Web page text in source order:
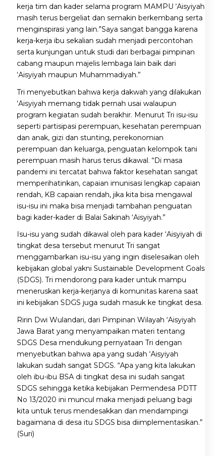
kerja tim dan kader selama program MAMPU ‘Aisyiyah
masih terus bergeliat dan semakin berkembang serta
menginspirasi yang lain.”Saya sangat bangga karena
kerja-kerja ibu sekalian sudah menjadi percontohan
serta kunjungan untuk studi dari berbagai pimpinan
cabang maupun majelis lembaga lain baik dari
‘Aisyiyah maupun Muhammadiyah.”
Tri menyebutkan bahwa kerja dakwah yang dilakukan
‘Aisyiyah memang tidak pernah usai walaupun
program kegiatan sudah berakhir. Menurut Tri isu-isu
seperti partisipasi perempuan, kesehatan perempuan
dan anak, gizi dan stunting, perekonomian
perempuan dan keluarga, penguatan kelompok tani
perempuan masih harus terus dikawal. “Di masa
pandemi ini tercatat bahwa faktor kesehatan sangat
memperihatinkan, capaian imunisasi lengkap capaian
rendah, KB capaian rendah, jika kita bisa mengawal
isu-isu ini maka bisa menjadi tambahan penguatan
bagi kader-kader di Balai Sakinah ‘Aisyiyah.”
Isu-isu yang sudah dikawal oleh para kader ‘Aisyiyah di
tingkat desa tersebut menurut Tri sangat
menggambarkan isu-isu yang ingin diselesaikan oleh
kebijakan global yakni Sustainable Development Goals
(SDGS). Tri mendorong para kader untuk mampu
meneruskan kerja-kerjanya di komunitas karena saat
ini kebijakan SDGS juga sudah masuk ke tingkat desa.
Ririn Dwi Wulandari, dari Pimpinan Wilayah ‘Aisyiyah
Jawa Barat yang menyampaikan materi tentang
SDGS Desa mendukung pernyataan Tri dengan
menyebutkan bahwa apa yang sudah ‘Aisyiyah
lakukan sudah sangat SDGS. “Apa yang kita lakukan
oleh ibu-ibu BSA di tingkat desa ini sudah sangat
SDGS sehingga ketika kebijakan Permendesa PDTT
No 13/2020 ini muncul maka menjadi peluang bagi
kita untuk terus mendesakkan dan mendampingi
bagaimana di desa itu SDGS bisa diimplementasikan.”
(Suri)